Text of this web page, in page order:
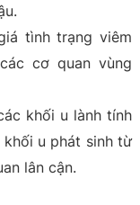
tình trạng viêm
cơ quan vùng
khối u lành tính
u phát sinh từ
lân cận.